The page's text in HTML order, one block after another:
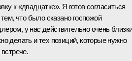
к «двадцатке». Я готов согласиться
что было сказано госпожой
у нас действительно очень
делать и тех позиций, которые нужно